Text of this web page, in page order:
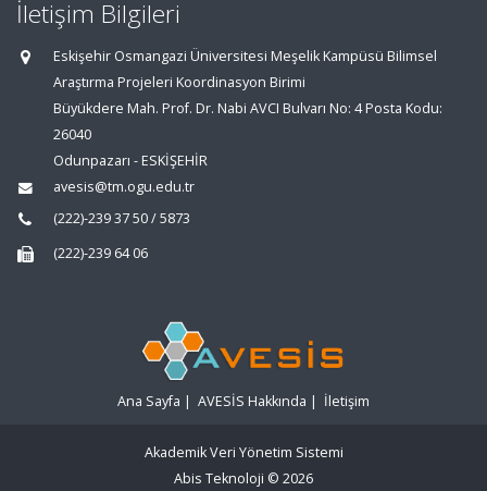
İletişim Bilgileri
Eskişehir Osmangazi Üniversitesi Meşelik Kampüsü Bilimsel
Araştırma Projeleri Koordinasyon Birimi
Büyükdere Mah. Prof. Dr. Nabi AVCI Bulvarı No: 4 Posta Kodu:
26040
Odunpazarı - ESKİŞEHİR
avesis@tm.ogu.edu.tr
(222)-239 37 50 / 5873
(222)-239 64 06
Ana Sayfa | AVESİS Hakkında | İletişim
Akademik Veri Yönetim Sistemi
Abis Teknoloji © 2026